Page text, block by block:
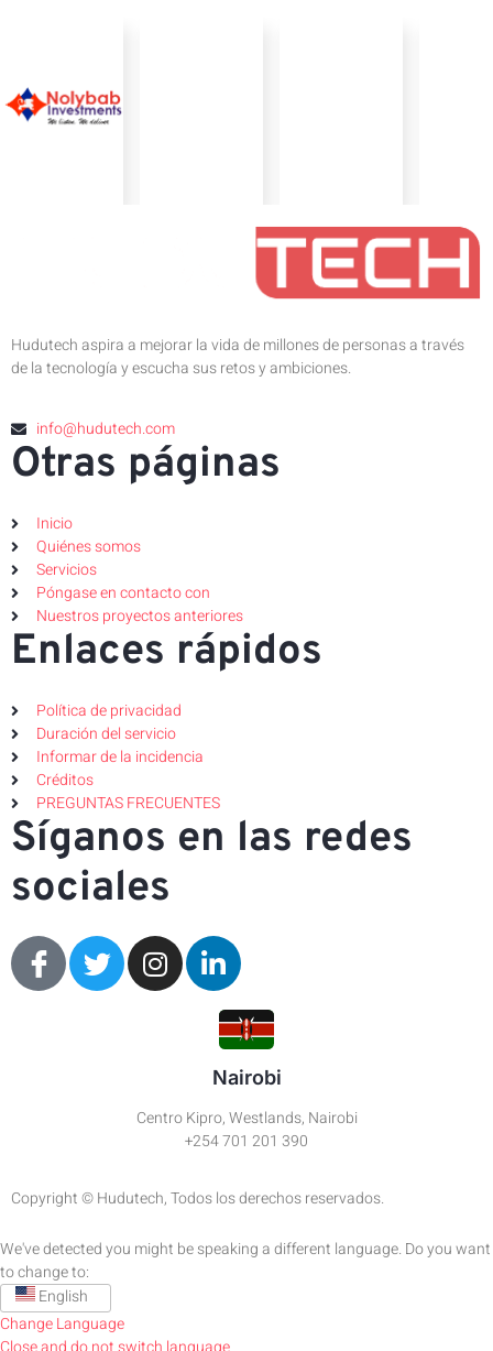
Hudutech aspira a mejorar la vida de millones de personas a través
de la tecnología y escucha sus retos y ambiciones.
info@hudutech.com
Otras páginas
Inicio
Quiénes somos
Servicios
Póngase en contacto con
Nuestros proyectos anteriores
Enlaces rápidos
Política de privacidad
Duración del servicio
Informar de la incidencia
Créditos
PREGUNTAS FRECUENTES
Síganos en las redes
sociales
Nairobi
Centro Kipro, Westlands, Nairobi
+254 701 201 390
Copyright © Hudutech, Todos los derechos reservados.
We've detected you might be speaking a different language. Do you want
to change to:
English
Change Language